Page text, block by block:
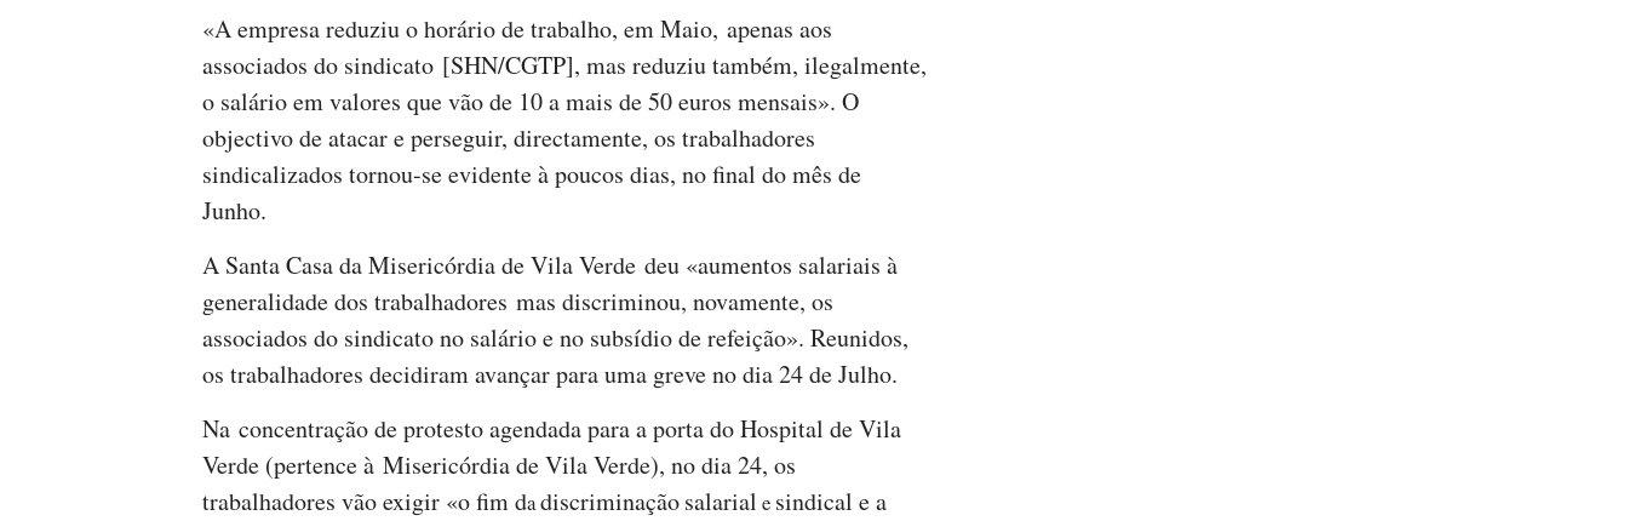
«A empresa reduziu o horário de trabalho, em Maio, apenas aos
associados do sindicato [SHN/CGTP], mas reduziu também, ilegalmente,
o salário em valores que vão de 10 a mais de 50 euros mensais». O
objectivo de atacar e perseguir, directamente, os trabalhadores
sindicalizados tornou-se evidente à poucos dias, no final do mês de
Junho.
A Santa Casa da Misericórdia de Vila Verde deu «aumentos salariais à
generalidade dos trabalhadores mas discriminou, novamente, os
associados do sindicato no salário e no subsídio de refeição». Reunidos,
os trabalhadores decidiram avançar para uma greve no dia 24 de Julho.
Na concentração de protesto agendada para a porta do Hospital de Vila
Verde (pertence à Misericórdia de Vila Verde), no dia 24, os
trabalhadores vão exigir «o fim dadiscriminaçãosalarial e sindical e a